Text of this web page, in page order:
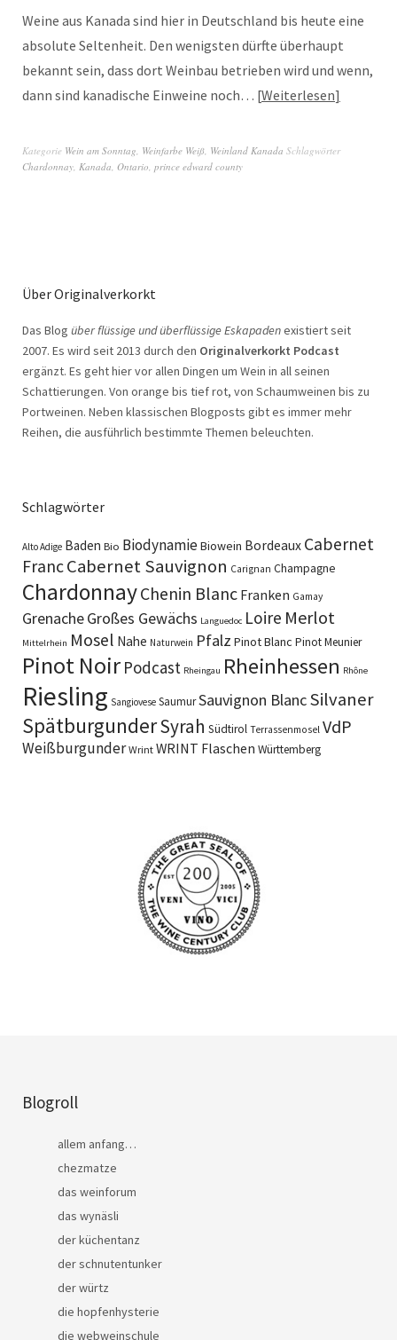
Weine aus Kanada sind hier in Deutschland bis heute eine
absolute Seltenheit. Den wenigsten dürfte überhaupt
bekannt sein, dass dort Weinbau betrieben wird und wenn,
dann sind kanadische Einweine noch… Weiterlesen
Kategorie Wein am Sonntag, Weinfarbe Weiß, Weinland Kanada Schlagwörter
Chardonnay, Kanada, Ontario, prince edward county
Über Originalverkorkt
Das Blog über flüssige und überflüssige Eskapadenexistiert seit
2007. Es wird seit 2013 durch den Originalverkorkt Podcast
ergänzt. Es geht hier vor allen Dingen um Wein in all seinen
Schattierungen. Von orange bis tief rot, von Schaumweinen bis zu
Portweinen. Neben klassischen Blogposts gibt es immer mehr
Reihen, die ausführlich bestimmte Themen beleuchten.
Schlagwörter
Alto Adige Baden Bio BiodynamieBiowein Bordeaux Cabernet
FrancCabernet Sauvignon Carignan Champagne
ChardonnayChenin Blanc Franken Gamay
GrenacheGroßes Gewächs Languedoc Loire Merlot
Mittelrhein Mosel Nahe Naturwein Pfalz Pinot Blanc Pinot Meunier
Pinot Noir Podcast Rheingau Rheinhessen Rhône
Riesling Sangiovese SaumurSauvignon BlancSilvaner
SpätburgunderSyrah Südtirol Terrassenmosel VdP
Weißburgunder Wrint WRINT Flaschen Württemberg
Blogroll
allem anfang…
chezmatze
das weinforum
das wynäsli
der küchentanz
der schnutentunker
der würtz
die hopfenhysterie
die webweinschule